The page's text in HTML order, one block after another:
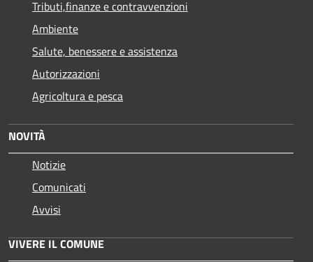
Tributi,finanze e contravvenzioni
Ambiente
Salute, benessere e assistenza
Autorizzazioni
Agricoltura e pesca
NOVITÀ
Notizie
Comunicati
Avvisi
VIVERE IL COMUNE